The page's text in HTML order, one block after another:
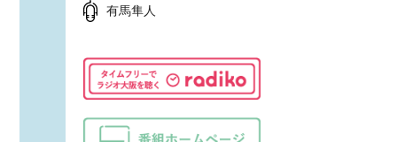
有馬隼人